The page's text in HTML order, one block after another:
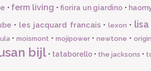
• ferm living •fiorira un giardino •
• les jacquard francais • lexon •
•moismont • mojipower•newtone •
bijl • tataborello • the jacksons •